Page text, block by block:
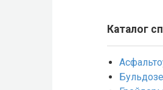
Каталог